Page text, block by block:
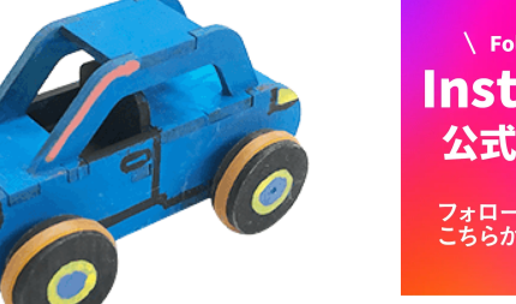
2026年
京築地区
試験（募
2026年7
カード交
平日夜間
2026年7
「こども